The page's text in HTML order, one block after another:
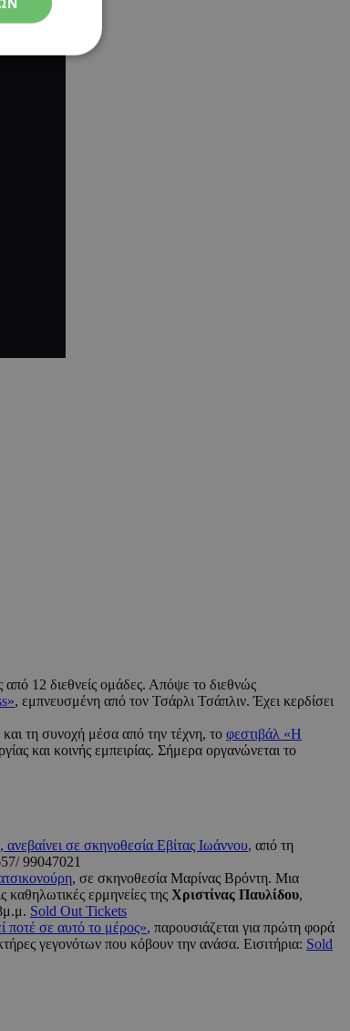
12 διεθνείς ομάδες. Απόψε το διεθνώς
, εμπνευσμένη από τον Τσάρλι Τσάπλιν. Έχει κερδίσει
τη συνοχή μέσα από την τέχνη, το φεστιβάλ «Η
και κοινής εμπειρίας. Σήμερα οργανώνεται το
σε σκηνοθεσία Εβίτας Ιωάννου, από τη
99047021
, σε σκηνοθεσία Μαρίνας Βρόντη. Μια
καθηλωτικές ερμηνείες της Χριστίνας Παυλίδου,
Sold Out Tickets
ποτέ σε αυτό το μέρος», παρουσιάζεται για πρώτη φορά
γεγονότων που κόβουν την ανάσα. Εισιτήρια: Sold